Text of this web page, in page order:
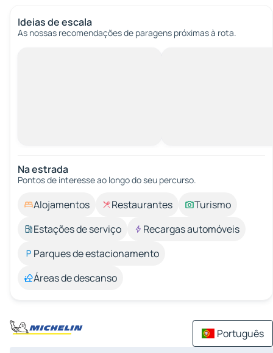
Ideias de escala
As nossas recomendações de paragens próximas à rota.
Na estrada
Pontos de interesse ao longo do seu percurso.
Alojamentos Restaurantes
Turismo
Estações de serviço
Recargas automóveis
Parques de estacionamento
Áreas de descanso
Português